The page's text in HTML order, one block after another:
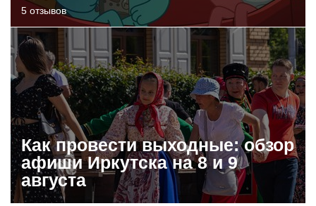
5 отзывов
Как провести выходные: обзор
афиши Иркутска на 8 и 9
августа